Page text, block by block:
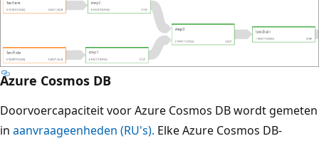
Azure Cosmos DB
Doorvoercapaciteit voor Azure Cosmos DB wordt gemeten
in aanvraageenheden (RU's). Elke Azure Cosmos DB-